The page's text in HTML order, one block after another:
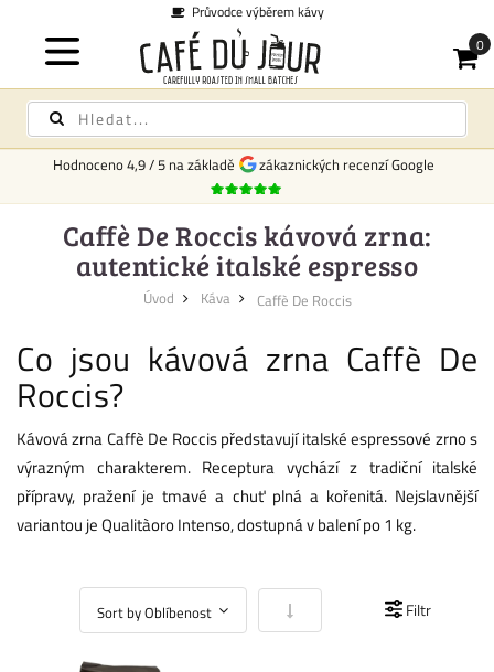
Průvodce výběrem kávy
Hodnoceno4,9/5 na základě zákaznických recenzí Google
Caffè De Roccis kávová zrna:
autentické italské espresso
Úvod Káva Caffè De Roccis
Co jsou kávová zrna Caffè De
Roccis?
Kávová zrna Caffè De Roccis představují italské espressové zrno s
výrazným charakterem. Receptura vychází z tradiční italské
přípravy, pražení je tmavé a chuť plná a kořenitá. Nejslavnější
variantou je Qualitàoro Intenso, dostupná v balení po 1 kg.
Nastavit vzestupněFiltr